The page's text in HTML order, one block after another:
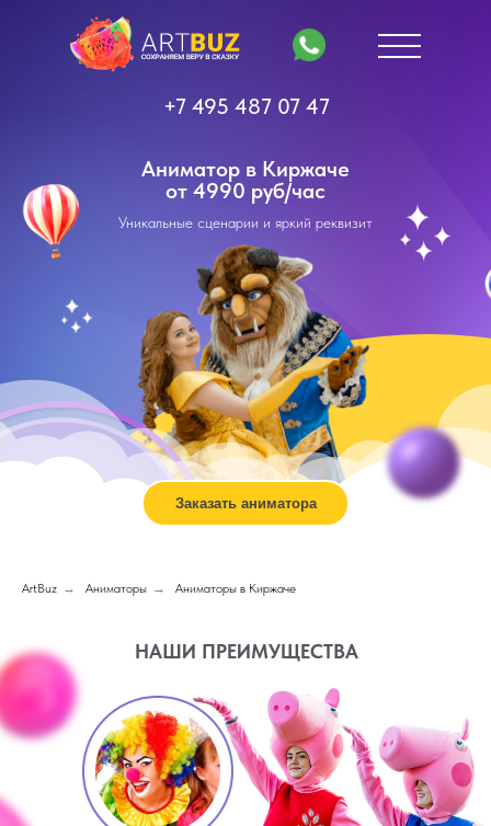
Аниматор в Киржаче
от 4990 руб/час
Заказать аниматора
+7 495 487 07 47
Уникальные сценарии и яркий реквизит
ArtBuz → Аниматоры → Аниматоры в Киржаче
НАШИ ПРЕИМУЩЕСТВА